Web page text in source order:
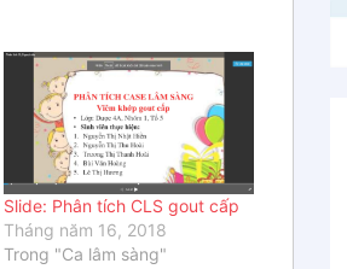
Slide: Phân tích CLS gout cấp
Tháng năm 16, 2018
Trong "Ca lâm sàng"